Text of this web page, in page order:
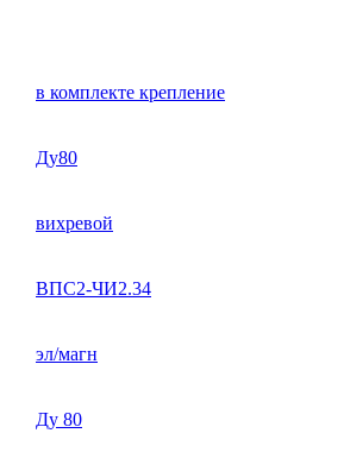
в комплекте крепление
Ду80
вихревой
ВПС2-ЧИ2.34
эл/магн
Ду 80